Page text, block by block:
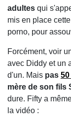
adultes qui
mis en place
porno, pour
Forcément, voir
avec Diddy et un
d'un. Mais pas
mère de son fils
dure. Fifty a
la vidéo :